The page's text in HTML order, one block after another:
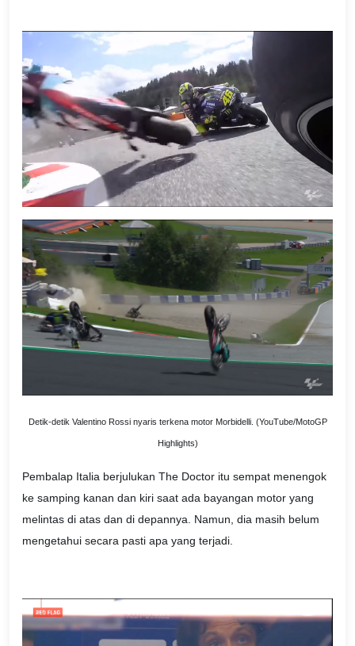
Detik-detik Valentino Rossi nyaris terkena motor Morbidelli. (YouTube/MotoGP
Highlights)
Pembalap Italia berjulukan The Doctor itu sempat menengok
ke samping kanan dan kiri saat ada bayangan motor yang
melintas di atas dan di depannya. Namun, dia masih belum
mengetahui secara pasti apa yang terjadi.